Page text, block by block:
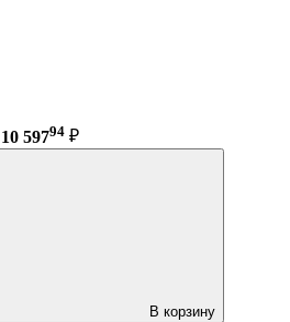
10 59794 ₽
В корзину